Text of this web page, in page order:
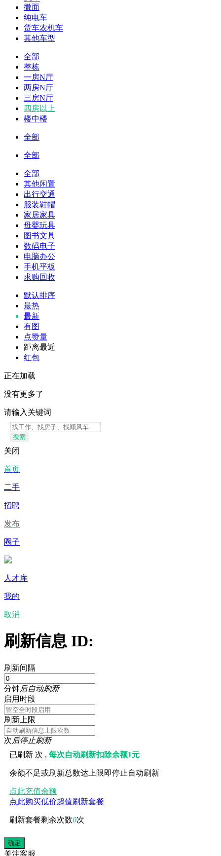
微面
纯电车
货车农机车
其他车型
全部
整栋
一房N厅
两房N厅
三房N厅
四房以上
楼中楼
全部
全部
全部
其他闲置
出行交通
服装鞋帽
家居家具
母婴玩具
图书文具
数码电子
电脑办公
手机平板
求购回收
默认排序
最热
最新
有图
点赞量
距离最近
红包
正在加载
没有更多了
请输入关键词
搜索
关闭
首页
二手
招聘
发布
圈子
人才库
我的
取消
刷新信息 ID:
刷新间隔
分钟后自动刷新
启用时段
刷新上限
次后停止刷新
已刷新 次 ,每次自动刷新扣除余额1元
余额不足或刷新总数达上限即停止自动刷新
点此充值余额
点此购买低价超值刷新套餐
刷新套餐剩余次数0次
关注客服